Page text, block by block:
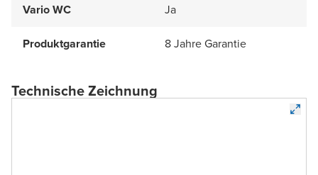
Vario WC Ja
Produktgarantie 8 Jahre Garantie
Technische Zeichnung